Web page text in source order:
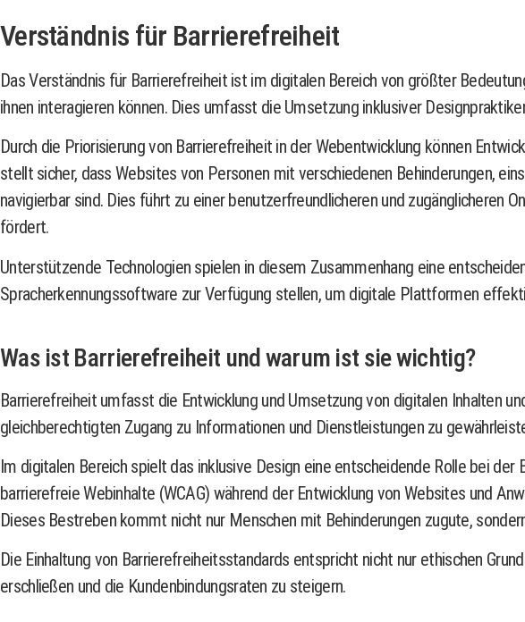
Verständnis für Barrierefreiheit
Das Verständnis für Barrierefreiheit ist im digitalen Bereich von größter
ihnen interagieren können. Dies umfasst die Umsetzung inklusiver
Durch die Priorisierung von Barrierefreiheit in der Webentwicklung können
stellt sicher, dass Websites von Personen mit verschiedenen Behinderungen,
navigierbar sind. Dies führt zu einer benutzerfreundlicheren und zugänglicheren
fördert.
Unterstützende Technologien spielen in diesem Zusammenhang eine
Spracherkennungssoftware zur Verfügung stellen, um digitale Plattformen
Was ist Barrierefreiheit und warum ist sie wichtig?
Barrierefreiheit umfasst die Entwicklung und Umsetzung von digitalen Inhalten
gleichberechtigten Zugang zu Informationen und Dienstleistungen zu
Im digitalen Bereich spielt das inklusive Design eine entscheidende Rolle bei
barrierefreie Webinhalte (WCAG) während der Entwicklung von Websites und
Dieses Bestreben kommt nicht nur Menschen mit Behinderungen zugute,
Die Einhaltung von Barrierefreiheitsstandards entspricht nicht nur ethischen
erschließen und die Kundenbindungsraten zu steigern.